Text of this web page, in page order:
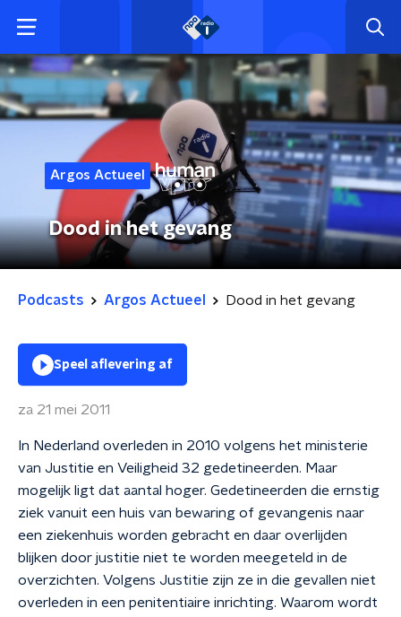
Argos Actueel
Dood in het gevang
Podcasts Argos Actueel Dood in het gevang
Speel aflevering af
za 21 mei 2011
In Nederland overleden in 2010 volgens het ministerie
van Justitie en Veiligheid 32 gedetineerden. Maar
mogelijk ligt dat aantal hoger. Gedetineerden die ernstig
ziek vanuit een huis van bewaring of gevangenis naar
een ziekenhuis worden gebracht en daar overlijden
blijken door justitie niet te worden meegeteld in de
overzichten. Volgens Justitie zijn ze in die gevallen niet
overleden in een penitentiaire inrichting. Waarom wordt